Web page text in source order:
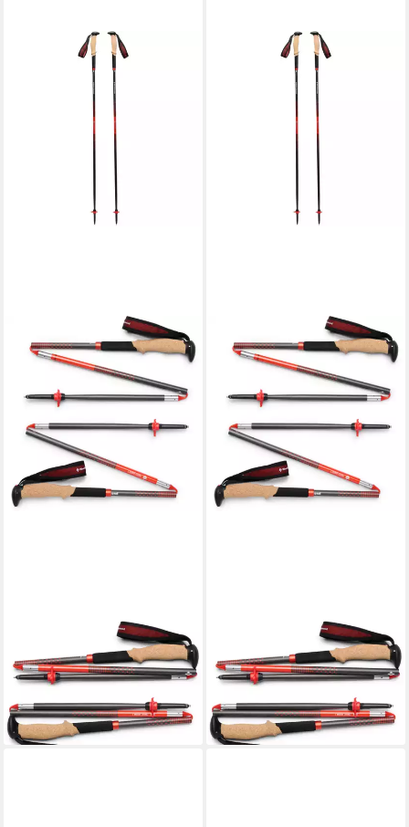
Wanderstöcke Treckingstöcke
Pursuit Carbon Z
157,89 € UVP180,00 €
-12%
lieferbar - in 2-3 Werktagen bei dir
Wanderstöcke Treckingstöcke
Pursuit Carbon Z
157,89 € UVP180,00 €
-12%
lieferbar - in 2-3 Werktagen bei dir